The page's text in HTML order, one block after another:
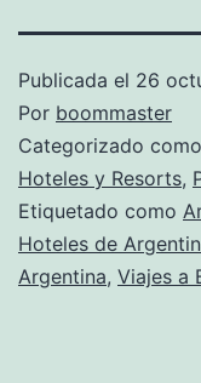
Publicada el 26
Por boommaster
Categorizado como
Hoteles y Resorts,
Etiquetado como
Hoteles de
Argentina, Viajes a